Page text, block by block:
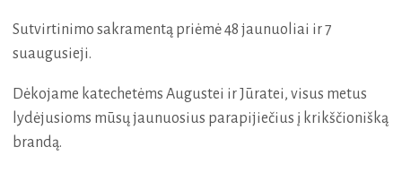
Sutvirtinimo sakramentą priėmė 48 jaunuoliai ir 7
suaugusieji.
Dėkojame katechetėms Augustei ir Jūratei, visus metus
lydėjusioms mūsų jaunuosius parapijiečius į krikščionišką
brandą.